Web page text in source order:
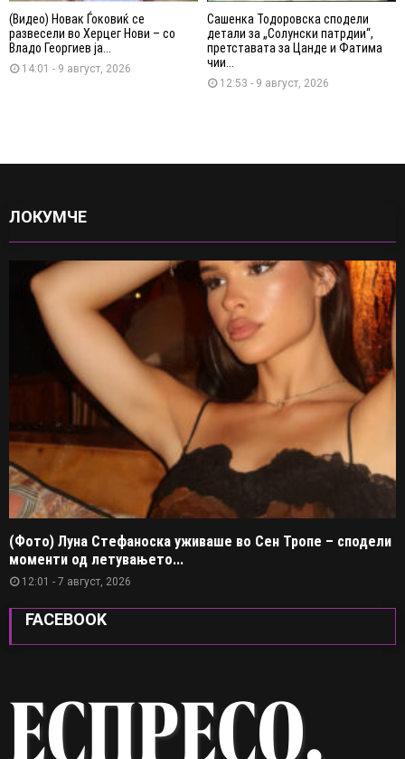
(Видео) Новак Ѓоковиќ се
развесели во Херцег Нови – со
Владо Георгиев ја...
14:01 - 9 август, 2026
Сашенка Тодоровска сподели
детали за „Солунски патрдии“,
претставата за Цанде и Фатима
чии...
12:53 - 9 август, 2026
ЛОКУМЧЕ
(Фото) Луна Стефаноска уживаше во Сен Тропе – сподели
моменти од летувањето...
12:01 - 7 август, 2026
FACEBOOK